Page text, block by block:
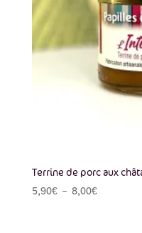
Terrine de porc aux
5,90€ – 8,00€Plage